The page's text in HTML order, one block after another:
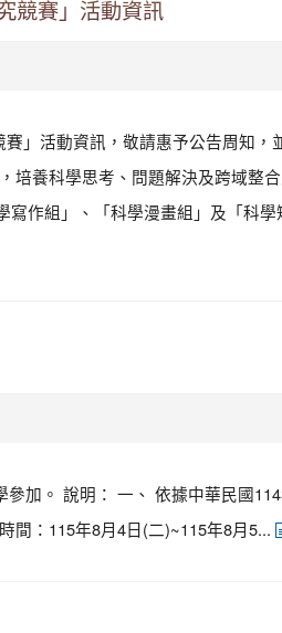
競賽」活動資訊
」活動資訊，敬請惠予公告周知，
養科學思考、問題解決及跨域整
作組」、「科學漫畫組」及「科
加。 說明： 一、 依據中華民國
間：115年8月4日(二)~115年8月5...